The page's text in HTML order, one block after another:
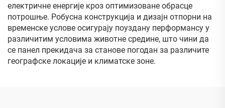
електричне енергије кроз оптимизоване обрасце
потрошње. Робусна конструкција и дизајн отпорни на
временске услове осигурају поуздану перформансу у
различитим условима животне средине, што чини да
се панел прекидача за станове погодан за различите
географске локације и климатске зоне.